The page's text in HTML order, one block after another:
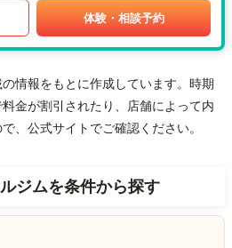
体験・相談予約
情報をもとに作成しています。時期
金が割引されたり、店舗によって内
、公式サイトでご確認ください。
ジムを条件から探す